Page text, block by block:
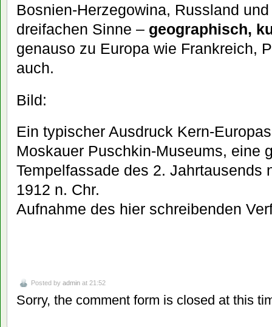
Bosnien-Herzegowina, Russland
dreifachen Sinne – geographisch,
genauso zu Europa wie Frankreich,
auch.
Bild:
Ein typischer Ausdruck Kern-
Moskauer Puschkin-Museums, eine
Tempelfassade des 2. Jahrtausends
1912 n. Chr.
Aufnahme des hier schreibenden
Posted by admin at 21:52
Sorry, the comment form is closed at this